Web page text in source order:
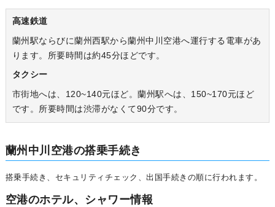
高速鉄道
蘭州駅ならびに蘭州西駅から蘭州中川空港へ運行する電車があ
ります。所要時間は約45分ほどです。
タクシー
市街地へは、120~140元ほど。蘭州駅へは、150~170元ほど
です。所要時間は渋滞がなくて90分です。
蘭州中川空港の搭乗手続き
搭乗手続き、セキュリティチェック、出国手続きの順に行われます。
空港のホテル、シャワー情報